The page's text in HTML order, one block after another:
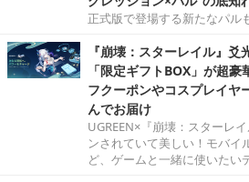
正式版で登場する新たなパル
『崩壊：スターレイル』
「限定ギフトBOX」が超
フクーポンやコスプレイヤ
んでお届け
UGREEN×『崩壊：スターレ
ンされていて美しい！モバイ
ど、ゲームと一緒に使いたい